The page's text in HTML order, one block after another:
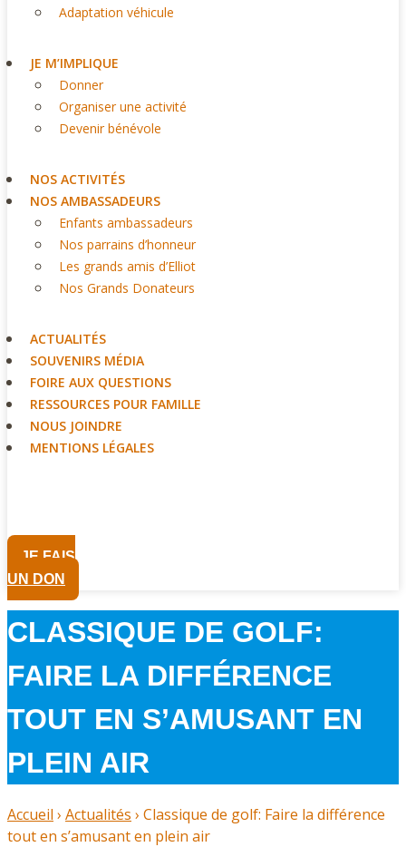
Adaptation véhicule
JE M’IMPLIQUE
Donner
Organiser une activité
Devenir bénévole
NOS ACTIVITÉS
NOS AMBASSADEURS
Enfants ambassadeurs
Nos parrains d’honneur
Les grands amis d’Elliot
Nos Grands Donateurs
ACTUALITÉS
SOUVENIRS MÉDIA
FOIRE AUX QUESTIONS
RESSOURCES POUR FAMILLE
NOUS JOINDRE
MENTIONS LÉGALES
JE FAIS
UN DON
CLASSIQUE DE GOLF:
FAIRE LA DIFFÉRENCE
TOUT EN S’AMUSANT EN
PLEIN AIR
Accueil › Actualités › Classique de golf: Faire la différence
tout en s’amusant en plein air